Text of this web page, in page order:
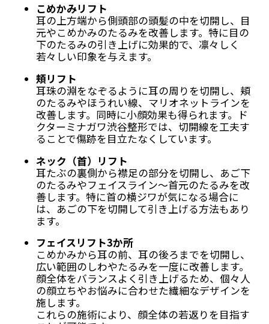
こめかみリフト
耳の上方端から側頭部の頭髪の中を切開し、目
元やこめかみのたるみを改善します。特に目の
下のたるみの引き上げに効果的で、凛々しく
若々しい印象を与えます。
頬リフト
耳珠の淵をなぞるように耳の周りを切開し、頬
のたるみやほうれい線、マリオネットラインを
改善します。同時に小顔効果も得られます。ド
クターミナガワ渋谷整形では、切開線を工夫す
ることで傷跡を目立たなくしています。
ネック（首）リフト
耳たぶの裏側から襟足の部分を切開し、あご下
のたるみやフェイスライン〜首元のたるみを改
善します。特に首の横ジワが気になる場合に
は、あごの下を切開して引き上げる方法もあり
ます。
フェイスリフト3か所
こめかみから耳の前、耳の後ろまでを切開し、
広い範囲のしわやたるみを一度に改善します。
顔全体をバランスよく引き上げるため、個々人
の顔立ちやお悩みに合わせた繊細なデザインを
施します。
これらの施術により、顔全体の若返りを目指す